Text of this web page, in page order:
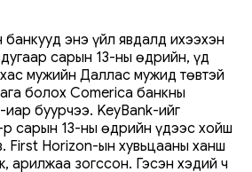
банкууд энэ үйл явдалд ихээхэн
сарын 13-ны өдрийн, үд
мужийн Даллас мужид төвтэй
болох Comerica банкны
буурчээ. KeyBank-ийг
сарын 13-ны өдрийн үдээс хойш
First Horizon-ын хувьцааны ханш
арилжаа зогссон. Гэсэн хэдий ч